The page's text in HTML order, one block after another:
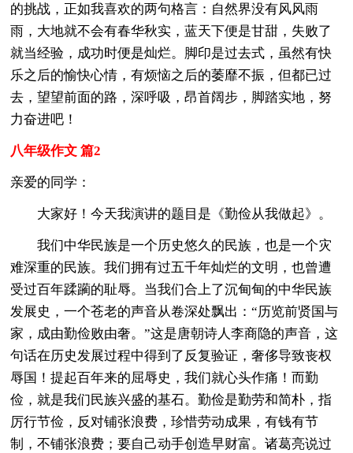
的挑战，正如我喜欢的两句格言：自然界没有风风雨
雨，大地就不会有春华秋实，蓝天下便是甘甜，失败了
就当经验，成功时便是灿烂。脚印是过去式，虽然有快
乐之后的愉快心情，有烦恼之后的萎靡不振，但都已过
去，望望前面的路，深呼吸，昂首阔步，脚踏实地，努
力奋进吧！
八年级作文 篇2
亲爱的同学：
大家好！今天我演讲的题目是《勤俭从我做起》。
我们中华民族是一个历史悠久的民族，也是一个灾
难深重的民族。我们拥有过五千年灿烂的文明，也曾遭
受过百年蹂躏的耻辱。当我们合上了沉甸甸的中华民族
发展史，一个苍老的声音从卷深处飘出：“历览前贤国与
家，成由勤俭败由奢。”这是唐朝诗人李商隐的声音，这
句话在历史发展过程中得到了反复验证，奢侈导致丧权
辱国！提起百年来的屈辱史，我们就心头作痛！而勤
俭，就是我们民族兴盛的基石。勤俭是勤劳和简朴，指
厉行节俭，反对铺张浪费，珍惜劳动成果，有钱有节
制，不铺张浪费；要自己动手创造早财富。诸葛亮说过